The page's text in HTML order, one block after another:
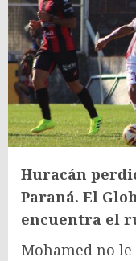
Huracán
Paraná. El
encuentra el
Mohamed no